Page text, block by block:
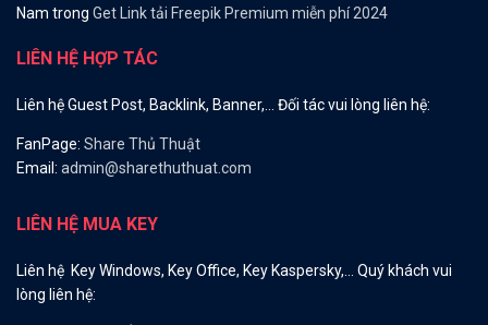
Nam trong Get Link tải Freepik Premium miễn phí 2024
LIÊN HỆ HỢP TÁC
Liên hệ Guest Post, Backlink, Banner,… Đối tác vui lòng liên hệ:
FanPage: Share Thủ Thuật
Email: admin@sharethuthuat.com
LIÊN HỆ MUA KEY
Liên hệ Key Windows, Key Office, Key Kaspersky,… Quý khách vui
lòng liên hệ: